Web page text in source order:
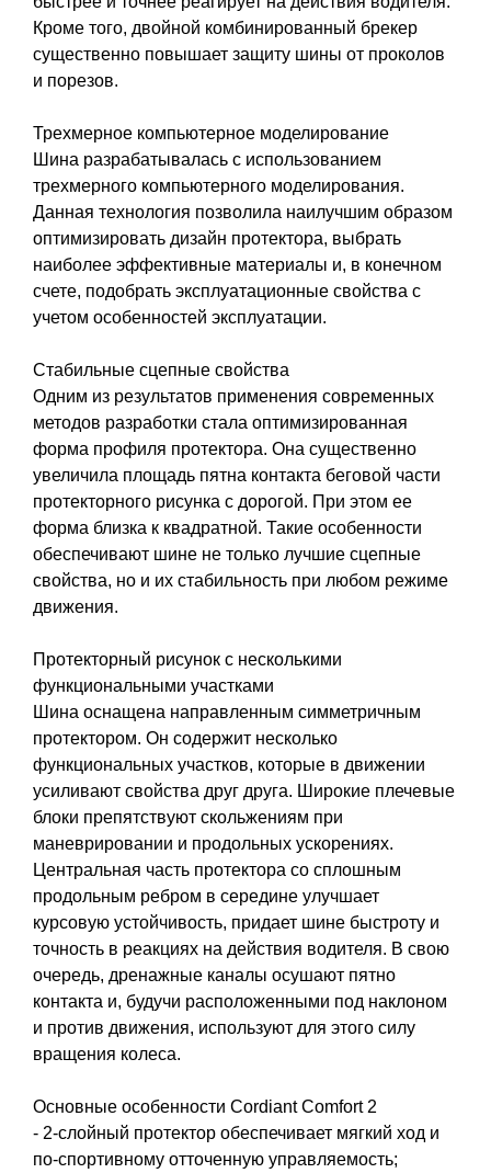
Кроме того, двойной комбинированный брекер
существенно повышает защиту шины от проколов
и порезов.
Трехмерное компьютерное моделирование
Шина разрабатывалась с использованием
трехмерного компьютерного моделирования.
Данная технология позволила наилучшим образом
оптимизировать дизайн протектора, выбрать
наиболее эффективные материалы и, в конечном
счете, подобрать эксплуатационные свойства с
учетом особенностей эксплуатации.
Стабильные сцепные свойства
Одним из результатов применения современных
методов разработки стала оптимизированная
форма профиля протектора. Она существенно
увеличила площадь пятна контакта беговой части
протекторного рисунка с дорогой. При этом ее
форма близка к квадратной. Такие особенности
обеспечивают шине не только лучшие сцепные
свойства, но и их стабильность при любом режиме
движения.
Протекторный рисунок с несколькими
функциональными участками
Шина оснащена направленным симметричным
протектором. Он содержит несколько
функциональных участков, которые в движении
усиливают свойства друг друга. Широкие плечевые
блоки препятствуют скольжениям при
маневрировании и продольных ускорениях.
Центральная часть протектора со сплошным
продольным ребром в середине улучшает
курсовую устойчивость, придает шине быстроту и
точность в реакциях на действия водителя. В свою
очередь, дренажные каналы осушают пятно
контакта и, будучи расположенными под наклоном
и против движения, используют для этого силу
вращения колеса.
Основные особенности Cordiant Comfort 2
- 2-слойный протектор обеспечивает мягкий ход и
по-спортивному отточенную управляемость;